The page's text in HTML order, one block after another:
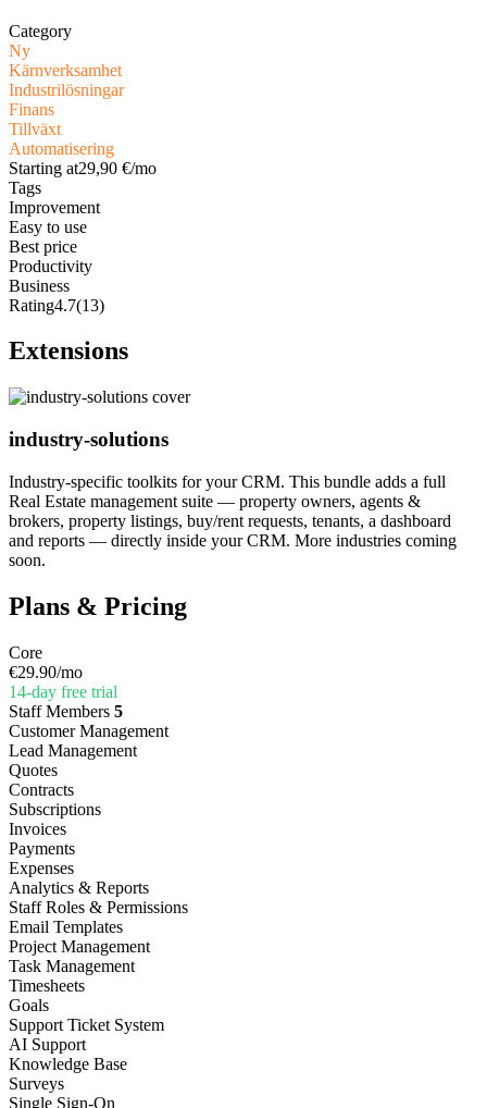
Category
Ny
Kärnverksamhet
Industrilösningar
Finans
Tillväxt
Automatisering
Starting at29,90 €/mo
Tags
Improvement
Easy to use
Best price
Productivity
Business
Rating4.7(13)
Extensions
industry-solutions
Industry-specific toolkits for your CRM. This bundle adds a full
Real Estate management suite — property owners, agents &
brokers, property listings, buy/rent requests, tenants, a dashboard
and reports — directly inside your CRM. More industries coming
soon.
Plans & Pricing
Core
€29.90/mo
14-day free trial
Staff Members 5
Customer Management
Lead Management
Quotes
Contracts
Subscriptions
Invoices
Payments
Expenses
Analytics & Reports
Staff Roles & Permissions
Email Templates
Project Management
Task Management
Timesheets
Goals
Support Ticket System
AI Support
Knowledge Base
Surveys
Single Sign-On